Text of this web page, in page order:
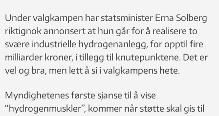
Under valgkampen har statsminister Erna Solberg
riktignok annonsert at hun går for å realisere to
svære industrielle hydrogenanlegg, for opptil fire
milliarder kroner, i tillegg til knutepunktene. Det er
vel og bra, men lett å si i valgkampens hete.
Myndighetenes første sjanse til å vise
“hydrogenmuskler”, kommer når støtte skal gis til